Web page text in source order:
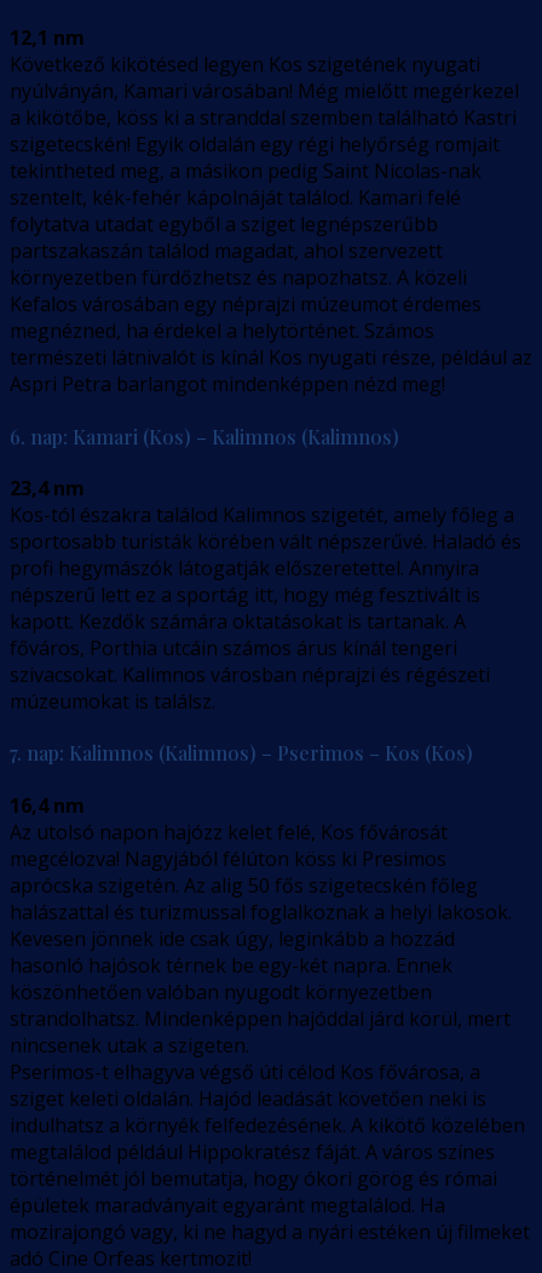
12,1 nm
Következő kikötésed legyen Kos szigetének nyugati
nyúlványán, Kamari városában! Még mielőtt megérkezel
a kikötőbe, köss ki a stranddal szemben található Kastri
szigetecskén! Egyik oldalán egy régi helyőrség romjait
tekintheted meg, a másikon pedig Saint Nicolas-nak
szentelt, kék-fehér kápolnáját találod. Kamari felé
folytatva utadat egyből a sziget legnépszerűbb
partszakaszán találod magadat, ahol szervezett
környezetben fürdőzhetsz és napozhatsz. A közeli
Kefalos városában egy néprajzi múzeumot érdemes
megnézned, ha érdekel a helytörténet. Számos
természeti látnivalót is kínál Kos nyugati része, például az
Aspri Petra barlangot mindenképpen nézd meg!
6. nap: Kamari (Kos) – Kalimnos (Kalimnos)
23,4 nm
Kos-tól északra találod Kalimnos szigetét, amely főleg a
sportosabb turisták körében vált népszerűvé. Haladó és
profi hegymászók látogatják előszeretettel. Annyira
népszerű lett ez a sportág itt, hogy még fesztivált is
kapott. Kezdők számára oktatásokat is tartanak. A
főváros, Porthia utcáin számos árus kínál tengeri
szivacsokat. Kalimnos városban néprajzi és régészeti
múzeumokat is találsz.
7. nap: Kalimnos (Kalimnos) – Pserimos – Kos (Kos)
16,4 nm
Az utolsó napon hajózz kelet felé, Kos fővárosát
megcélozva! Nagyjából félúton köss ki Presimos
aprócska szigetén. Az alig 50 fős szigetecskén főleg
halászattal és turizmussal foglalkoznak a helyi lakosok.
Kevesen jönnek ide csak úgy, leginkább a hozzád
hasonló hajósok térnek be egy-két napra. Ennek
köszönhetően valóban nyugodt környezetben
strandolhatsz. Mindenképpen hajóddal járd körül, mert
nincsenek utak a szigeten.
Pserimos-t elhagyva végső úti célod Kos fővárosa, a
sziget keleti oldalán. Hajód leadását követően neki is
indulhatsz a környék felfedezésének. A kikötő közelében
megtalálod például Hippokratész fáját. A város színes
történelmét jól bemutatja, hogy ókori görög és római
épületek maradványait egyaránt megtalálod. Ha
mozirajongó vagy, ki ne hagyd a nyári estéken új filmeket
adó Cine Orfeas kertmozit!